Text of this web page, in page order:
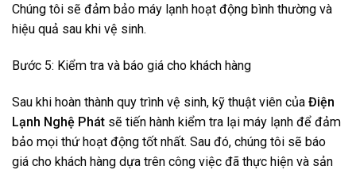
Chúng tôi sẽ đảm bảo máy lạnh hoạt động bình thường và
hiệu quả sau khi vệ sinh.
Bước 5: Kiểm tra và báo giá cho khách hàng
Sau khi hoàn thành quy trình vệ sinh, kỹ thuật viên của Điện
Lạnh Nghệ Phát sẽ tiến hành kiểm tra lại máy lạnh để đảm
bảo mọi thứ hoạt động tốt nhất. Sau đó, chúng tôi sẽ báo
giá cho khách hàng dựa trên công việc đã thực hiện và sản